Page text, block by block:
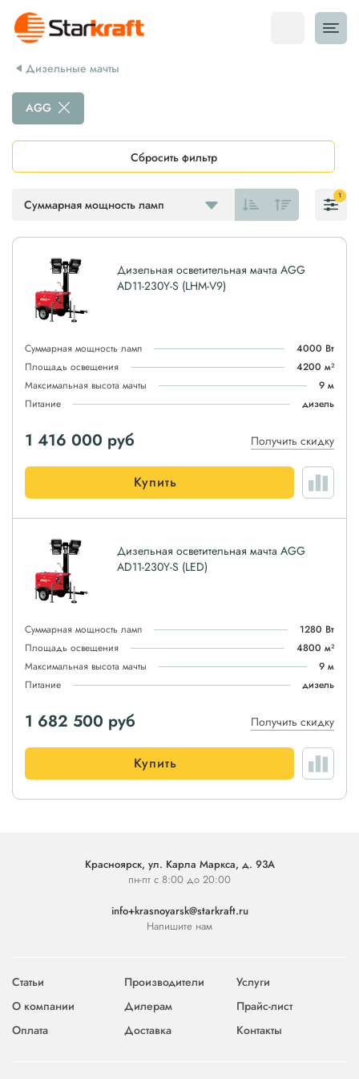
Дизельные мачты
Суммарная мощность ламп
AGG
Сбросить фильтр
1
Дизельная осветительная мачта AGG
AD11-230Y-S (LHM-V9)
Суммарная мощность ламп
4000 Вт
Площадь освещения
4200 м²
Максимальная высота мачты
9 м
Питание
дизель
1 416 000 руб Получить скидку
Купить
Дизельная осветительная мачта AGG
AD11-230Y-S (LED)
Суммарная мощность ламп
1280 Вт
Площадь освещения
4800 м²
Максимальная высота мачты
9 м
Питание
дизель
1 682 500 руб Получить скидку
Купить
Красноярск, ул. Карла Маркса, д. 93А
пн-пт с 8:00 до 20:00
info+krasnoyarsk@starkraft.ru
Напишите нам
Статьи Производители
Услуги
О компании
Дилерам
Прайс-лист
Оплата
Доставка Контакты